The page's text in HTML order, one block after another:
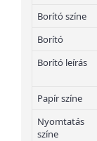
Borító színe
Borító
Borító leírás
Papír színe
Nyomtatás
színe